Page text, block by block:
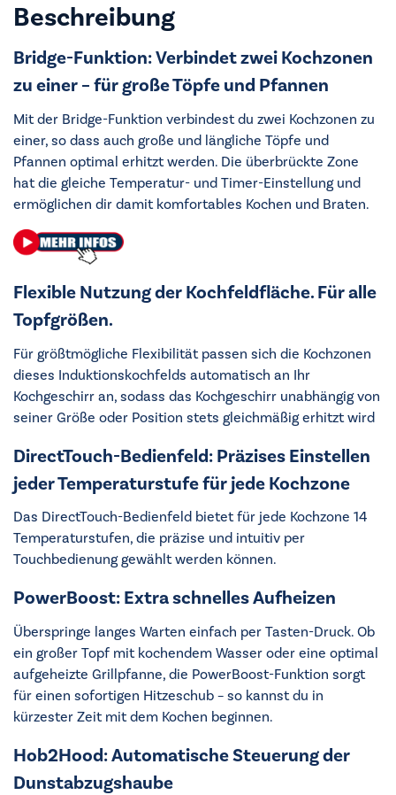
Beschreibung
Bridge-Funktion: Verbindet zwei Kochzonen
zu einer – für große Töpfe und Pfannen
Mit der Bridge-Funktion verbindest du zwei Kochzonen zu
einer, so dass auch große und längliche Töpfe und
Pfannen optimal erhitzt werden. Die überbrückte Zone
hat die gleiche Temperatur- und Timer-Einstellung und
ermöglichen dir damit komfortables Kochen und Braten.
Flexible Nutzung der Kochfeldfläche. Für alle
Topfgrößen.
Für größtmögliche Flexibilität passen sich die Kochzonen
dieses Induktionskochfelds automatisch an Ihr
Kochgeschirr an, sodass das Kochgeschirr unabhängig von
seiner Größe oder Position stets gleichmäßig erhitzt wird
DirectTouch-Bedienfeld: Präzises Einstellen
jeder Temperaturstufe für jede Kochzone
Das DirectTouch-Bedienfeld bietet für jede Kochzone 14
Temperaturstufen, die präzise und intuitiv per
Touchbedienung gewählt werden können.
PowerBoost: Extra schnelles Aufheizen
Überspringe langes Warten einfach per Tasten-Druck. Ob
ein großer Topf mit kochendem Wasser oder eine optimal
aufgeheizte Grillpfanne, die PowerBoost-Funktion sorgt
für einen sofortigen Hitzeschub – so kannst du in
kürzester Zeit mit dem Kochen beginnen.
Hob2Hood: Automatische Steuerung der
Dunstabzugshaube